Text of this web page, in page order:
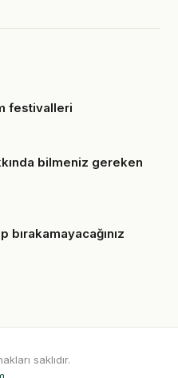
festivalleri
bilmeniz gereken
saklıdır.